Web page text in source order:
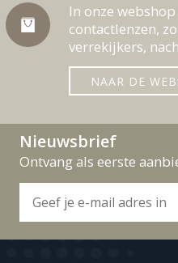
In onze
contactlenzen,
verrekijkers,
NAAR DE
Nieuwsbrief
Ontvang als eerste